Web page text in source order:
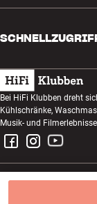
Rückgabe und
Bestellung widerrufen
AGB
Datenschutzerklärung
Impressum
Kundenklub
Abend zum Zuhören
Wettbewerbe
Jobs bei HiFi Klubben
Geschenkkarte
Bauen mit Klang
Montage und
Rückgabe von
Bei HiFi Klubben dreht
Kühlschränke,
Musik- und